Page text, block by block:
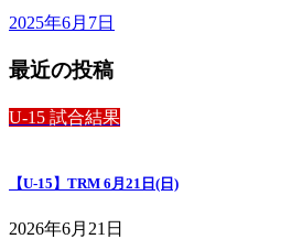
2025年6月7日
最近の投稿
U-15 試合結果
【U-15】TRM 6月21日(日)
2026年6月21日